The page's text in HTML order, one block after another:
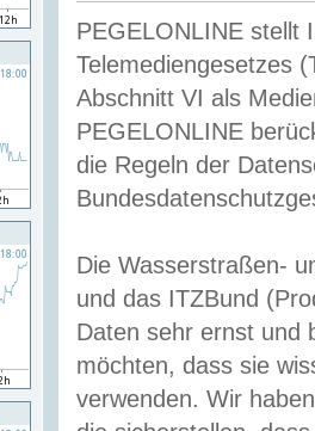
PEGELONLINE stellt
Telemediengesetzes
Abschnitt VI als
PEGELONLINE
die Regeln der
Die Wasserstraßen-
und das ITZBund
Daten sehr ernst und
möchten, dass sie
verwenden. Wir